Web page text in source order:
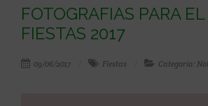
FOTOGRAFIAS PARA
FIESTAS 2017
09/06/2017 Fiestas Categoría: